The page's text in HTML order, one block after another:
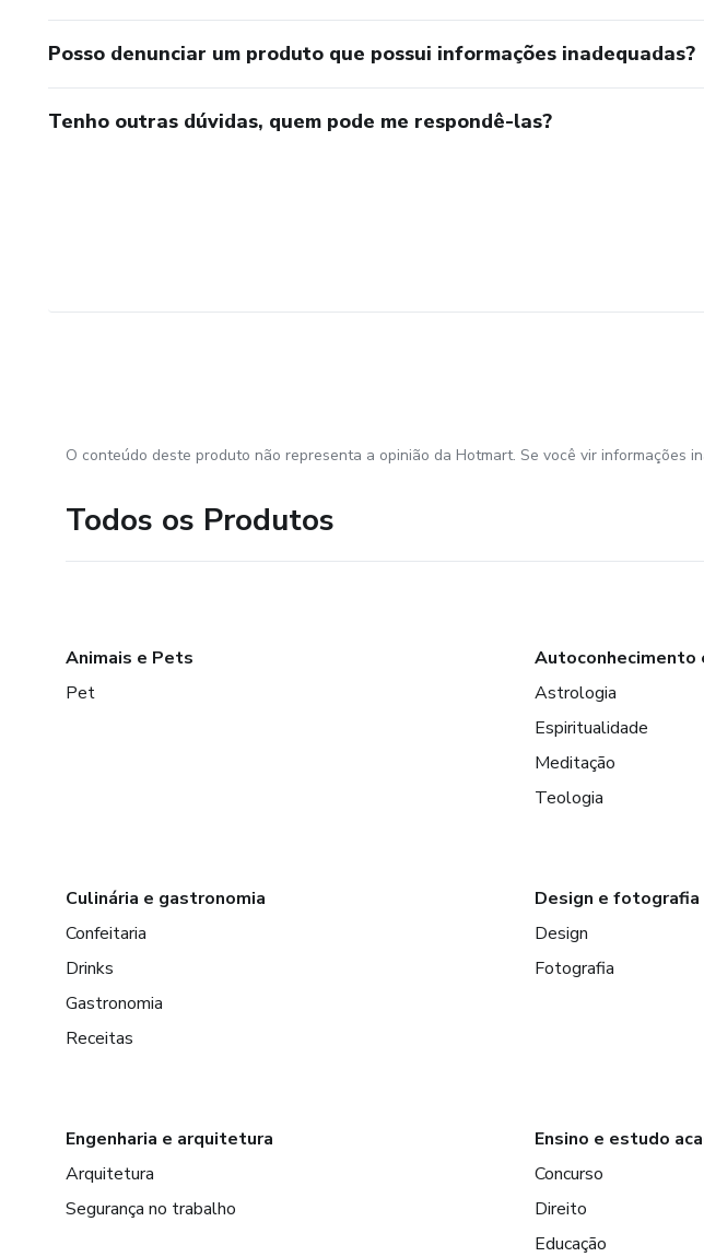
Posso denunciar um produto que possui informações inadequadas?
Tenho outras dúvidas, quem pode me respondê-las?
O conteúdo deste produto não representa a opinião da Hotmart. Se você vir informações
Todos os Produtos
Animais e Pets
Pet
Autoconhecimento
Astrologia
Espiritualidade
Meditação
Teologia
Culinária e gastronomia
Confeitaria
Drinks
Gastronomia
Receitas
Design e fotografia
Design
Fotografia
Engenharia e arquitetura
Arquitetura
Segurança no trabalho
Ensino e estudo
Concurso
Direito
Educação